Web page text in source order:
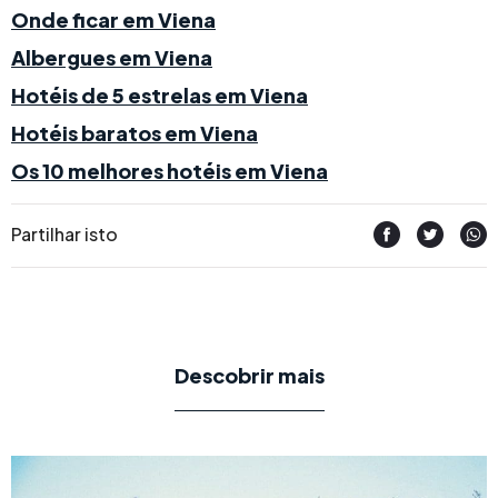
Onde ficar em Viena
Albergues em Viena
Hotéis de 5 estrelas em Viena
Hotéis baratos em Viena
Os 10 melhores hotéis em Viena
Partilhar isto
Descobrir mais